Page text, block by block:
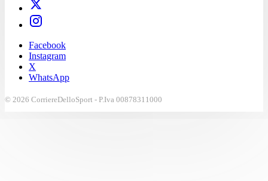
Facebook
Instagram
X
WhatsApp
© 2026 CorriereDelloSport - P.Iva 00878311000